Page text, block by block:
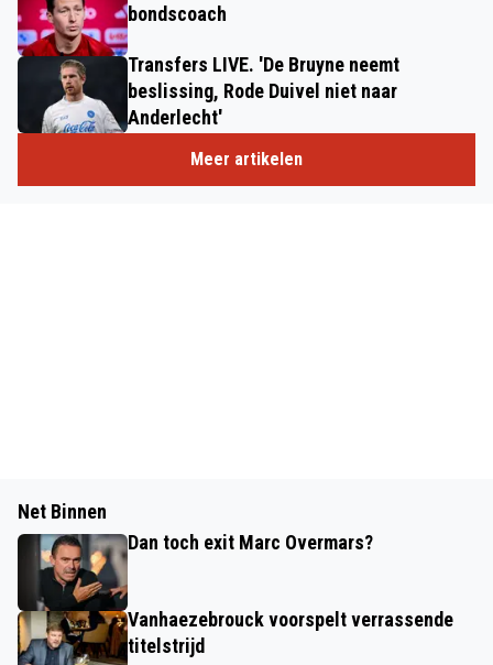
bondscoach
Transfers LIVE. 'De Bruyne neemt
beslissing, Rode Duivel niet naar
Anderlecht'
Meer artikelen
Net Binnen
Dan toch exit Marc Overmars?
Vanhaezebrouck voorspelt verrassende
titelstrijd